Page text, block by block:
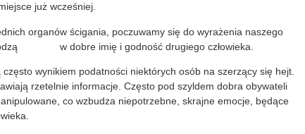
już wcześniej.
organów ścigania, poczuwamy się do wyrażenia naszego
w dobre imię i godność drugiego człowieka.
wynikiem podatności niektórych osób na szerzący się hejt.
rzetelnie informacje. Często pod szyldem dobra obywateli
co wzbudza niepotrzebne, skrajne emocje, będące